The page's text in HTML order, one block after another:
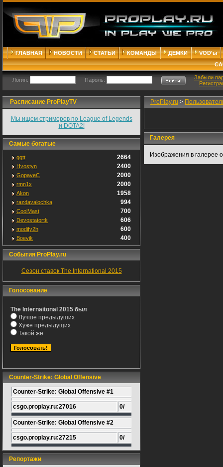
ГЛАВНАЯ НОВОСТИ СТАТЬИ КОМАНДЫ ДЕМКИ
VOD'ы
Логин: Пароль:
Забыли
Расписание ProPlayTV
Мы ищем стримеров по League of Legends
и DOTA2!
Самые богатые
ggtt 2664
Hvostyn 2400
GopaveC 2000
rmn1x 2000
Akon 1958
razdavalochka 994
CoolMast 700
Devostatortk 606
modify2h 600
Boevik 400
События ProPlay.ru
Сезон ставок The International 2015
Голосование
The Internaitonal 2015 был
Лучше предыдуших
Хуже предыдущих
Такой же
Counter-Strike: Global Offensive
Counter-Strike: Global Offensive #1
csgo.proplay.ru:27016 0/
Counter-Strike: Global Offensive #2
csgo.proplay.ru:27215 0/
Репортажи
ProPlay.ru >
Галерея
Изображения в галерее